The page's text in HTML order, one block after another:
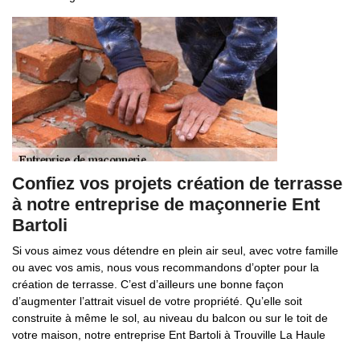
Confiez vos projets création de terrasse
à notre entreprise de maçonnerie Ent
Bartoli
Si vous aimez vous détendre en plein air seul, avec votre famille
ou avec vos amis, nous vous recommandons d’opter pour la
création de terrasse. C’est d’ailleurs une bonne façon
d’augmenter l’attrait visuel de votre propriété. Qu’elle soit
construite à même le sol, au niveau du balcon ou sur le toit de
votre maison, notre entreprise Ent Bartoli à Trouville La Haule